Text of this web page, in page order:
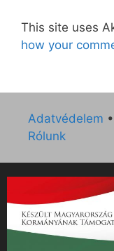
This site uses
how your
Adatvédelem •
Rólunk